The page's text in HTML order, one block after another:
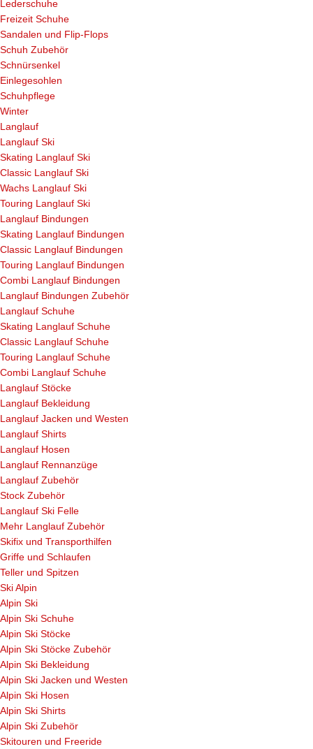
Lederschuhe
Freizeit Schuhe
Sandalen und Flip-Flops
Schuh Zubehör
Schnürsenkel
Einlegesohlen
Schuhpflege
Winter
Langlauf
Langlauf Ski
Skating Langlauf Ski
Classic Langlauf Ski
Wachs Langlauf Ski
Touring Langlauf Ski
Langlauf Bindungen
Skating Langlauf Bindungen
Classic Langlauf Bindungen
Touring Langlauf Bindungen
Combi Langlauf Bindungen
Langlauf Bindungen Zubehör
Langlauf Schuhe
Skating Langlauf Schuhe
Classic Langlauf Schuhe
Touring Langlauf Schuhe
Combi Langlauf Schuhe
Langlauf Stöcke
Langlauf Bekleidung
Langlauf Jacken und Westen
Langlauf Shirts
Langlauf Hosen
Langlauf Rennanzüge
Langlauf Zubehör
Stock Zubehör
Langlauf Ski Felle
Mehr Langlauf Zubehör
Skifix und Transporthilfen
Griffe und Schlaufen
Teller und Spitzen
Ski Alpin
Alpin Ski
Alpin Ski Schuhe
Alpin Ski Stöcke
Alpin Ski Stöcke Zubehör
Alpin Ski Bekleidung
Alpin Ski Jacken und Westen
Alpin Ski Hosen
Alpin Ski Shirts
Alpin Ski Zubehör
Skitouren und Freeride